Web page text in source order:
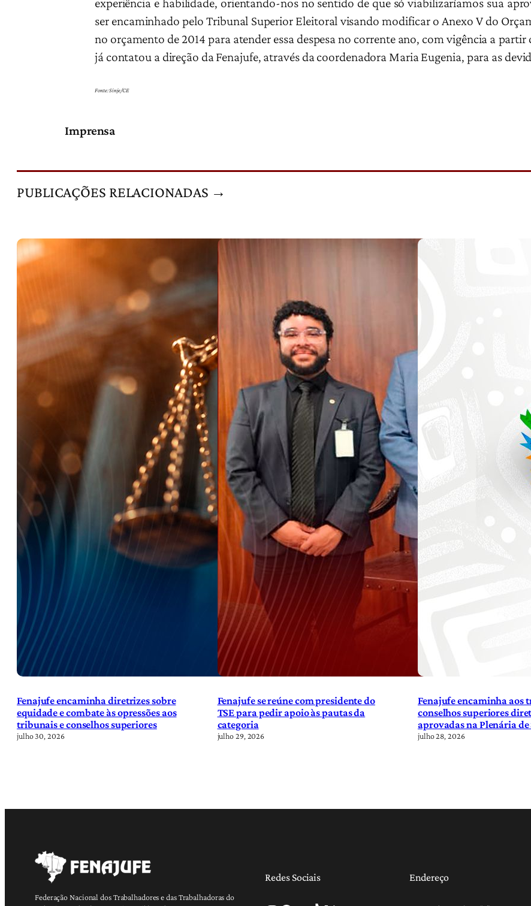
experiência e habilidade, orientando-nos no sentido de que só viabilizaríamos sua
ser encaminhado pelo Tribunal Superior Eleitoral visando modificar o Anexo V do
no orçamento de 2014 para atender essa despesa no corrente ano, com vigência a partir
já contatou a direção da Fenajufe, através da coordenadora Maria Eugenia, para as
Fonte: Sinje/CE
Imprensa
PUBLICAÇÕES RELACIONADAS →
Fenajufe encaminha diretrizes sobre
equidade e combate às opressões aos
tribunais e conselhos superiores
julho 30, 2026
Fenajufe se reúne com presidente do
TSE para pedir apoio às pautas da
categoria
julho 29, 2026
Fenajufe encaminha aos
conselhos superiores
aprovadas na Plenária
julho 28, 2026
Federação Nacional dos Trabalhadores e das Trabalhadoras do
Redes Sociais Endereço